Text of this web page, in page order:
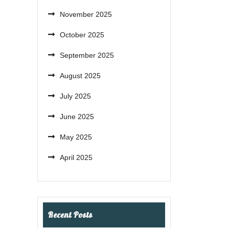
November 2025
October 2025
September 2025
August 2025
July 2025
June 2025
May 2025
April 2025
Recent Posts